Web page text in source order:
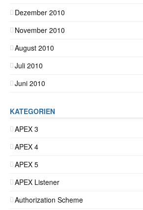
Dezember 2010
November 2010
August 2010
Juli 2010
Juni 2010
KATEGORIEN
APEX 3
APEX 4
APEX 5
APEX Listener
Authorization Scheme